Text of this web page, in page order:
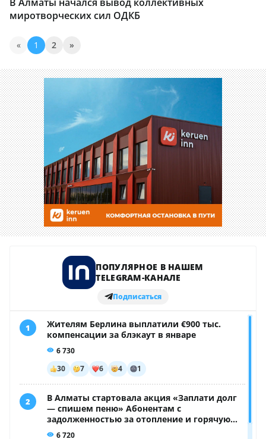
миротворческих сил ОДКБ
« 1 2 »